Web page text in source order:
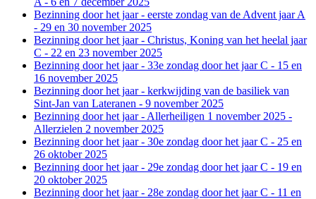
Bezinning door het jaar - eerste zondag van de Advent jaar A
- 29 en 30 november 2025
Bezinning door het jaar - Christus, Koning van het heelal jaar
C - 22 en 23 november 2025
Bezinning door het jaar - 33e zondag door het jaar C - 15 en
16 november 2025
Bezinning door het jaar - kerkwijding van de basiliek van
Sint-Jan van Lateranen - 9 november 2025
Bezinning door het jaar - Allerheiligen 1 november 2025 -
Allerzielen 2 november 2025
Bezinning door het jaar - 30e zondag door het jaar C - 25 en
26 oktober 2025
Bezinning door het jaar - 29e zondag door het jaar C - 19 en
20 oktober 2025
Bezinning door het jaar - 28e zondag door het jaar C - 11 en